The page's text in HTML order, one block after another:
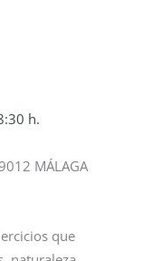
h.
MÁLAGA
que